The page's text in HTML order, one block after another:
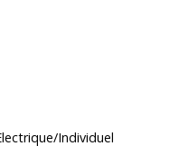
Individuel